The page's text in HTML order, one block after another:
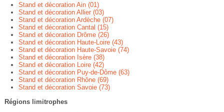
Stand et décoration Ain (01)
Stand et décoration Allier (03)
Stand et décoration Ardèche (07)
Stand et décoration Cantal (15)
Stand et décoration Drôme (26)
Stand et décoration Haute-Loire (43)
Stand et décoration Haute-Savoie (74)
Stand et décoration Isère (38)
Stand et décoration Loire (42)
Stand et décoration Puy-de-Dôme (63)
Stand et décoration Rhône (69)
Stand et décoration Savoie (73)
Régions limitrophes